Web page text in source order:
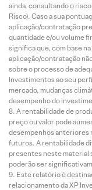
ainda, consultando o
Risco). Caso a sua
aplicação/contratação
quantidade e/ou volume
significa que, com base
aplicação/contratação
sobre o processo de
Investimentos ao seu
mercado, mudanças
desempenho do
A rentabilidade de
preço ou valor pode
desempenhos anteriores
futuros. A rentabilidade
presentes neste material
poderão ser
Este relatório é
relacionamento da XP